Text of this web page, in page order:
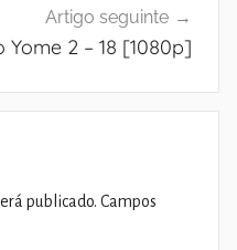
Artigo seguinte
2 – 18 [1080p]
publicado. Campos